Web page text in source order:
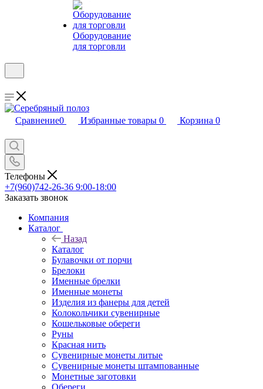
Оборудование
для торговли
Сравнение0 Избранные товары 0 Корзина 0
Телефоны
+7(960)742-26-36 9:00-18:00
Заказать звонок
Компания
Каталог
Назад
Каталог
Булавочки от порчи
Брелоки
Именные брелки
Именные монеты
Изделия из фанеры для детей
Колокольчики сувенирные
Кошельковые обереги
Руны
Красная нить
Сувенирные монеты литые
Сувенирные монеты штампованные
Монетные заготовки
Обереги